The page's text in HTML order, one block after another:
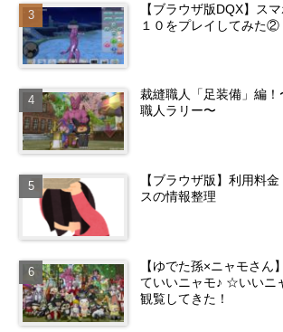
【ブラウザ版DQX】ス
１０をプレイしてみた②
裁縫職人「足装備」編！
職人ラリー〜
【ブラウザ版】利用料
スの情報整理
【ゆでた孫×ニャモさん
ていいニャモ♪ ☆いいニ
観覧してきた！